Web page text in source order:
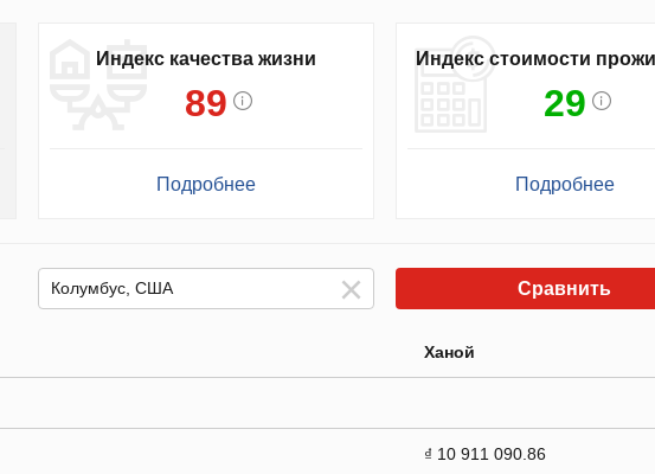
Индекс качества жизни
89
Подробнее
Индекс стоимости
29
Подробнее
Сравнить
Ханой
₫ 10 911 090.86